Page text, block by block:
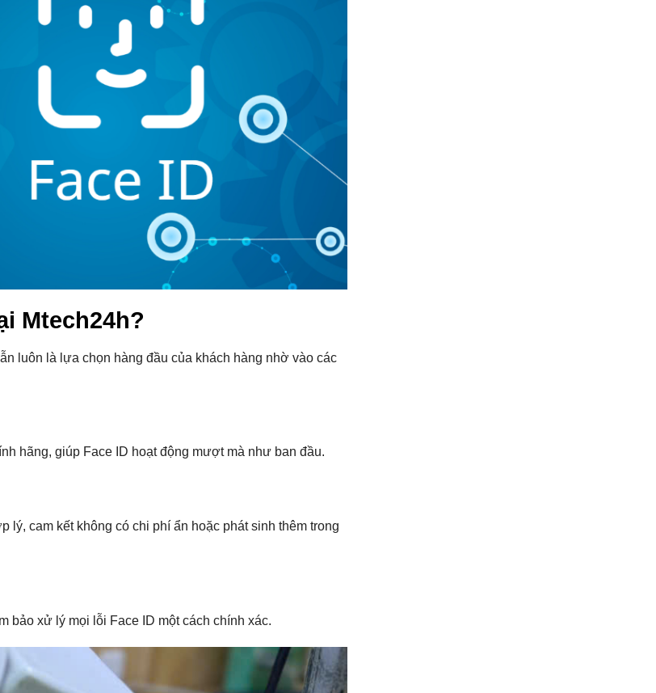
Mtech24h?
luôn là lựa chọn hàng đầu của khách hàng nhờ vào các
hãng, giúp Face ID hoạt động mượt mà như ban đầu.
lý, cam kết không có chi phí ẩn hoặc phát sinh thêm trong
bảo xử lý mọi lỗi Face ID một cách chính xác.